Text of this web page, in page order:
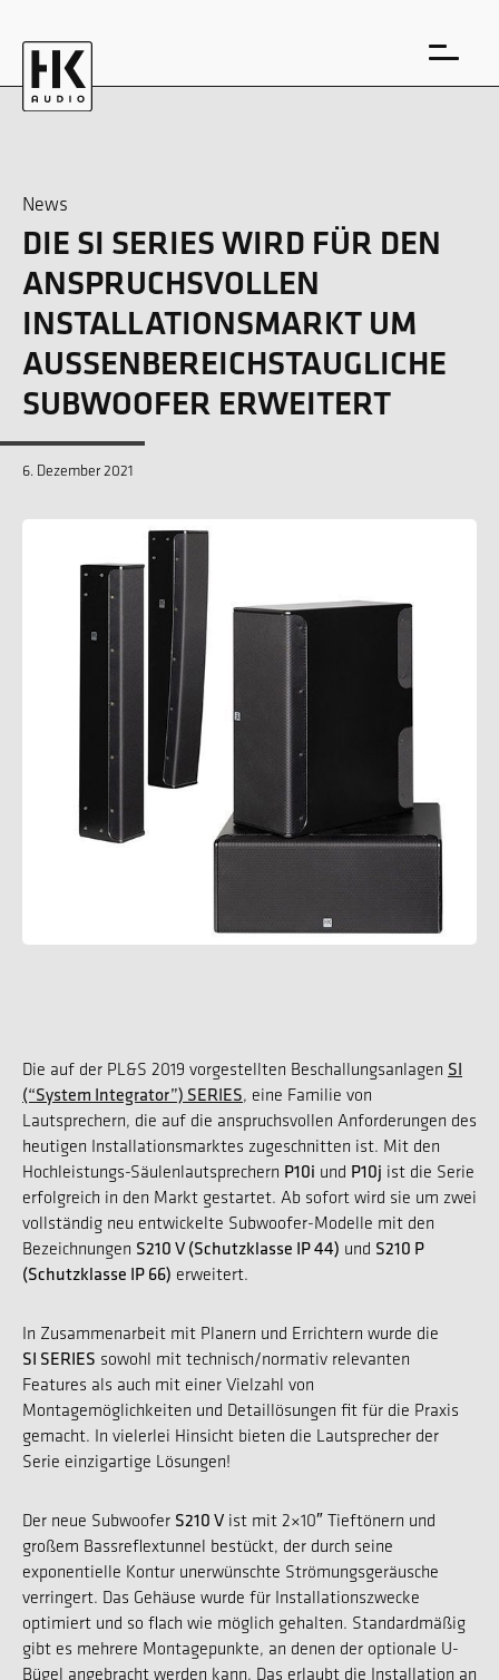
EN
News
DIE SI SERIES WIRD FÜR DEN
ANSPRUCHSVOLLEN
INSTALLATIONSMARKT UM
AUSSENBEREICHSTAUGLICHE S
UBWOOFER ERWEITERT ​
6. Dezember 2021
Die auf der PL&S 2019 vorgestellten Beschallungsanlagen SI
(“System Integrator”) SERIES, eine Familie von
Lautsprechern, die auf die anspruchsvollen Anforderungen des
heutigen Installationsmarktes zugeschnitten ist. Mit den
Hochleistungs-Säulenlautsprechern P10i und P10j ist die Serie
erfolgreich in den Markt gestartet. Ab sofort wird sie um zwei
vollständig neu entwickelte Subwoofer-Modelle mit den
Bezeichnungen S210 V (Schutzklasse IP 44) und S210 P
(Schutzklasse IP 66) erweitert.
In Zusammenarbeit mit Planern und Errichtern wurde die
SI SERIES sowohl mit technisch/normativ relevanten
Features als auch mit einer Vielzahl von
Montagemöglichkeiten und Detaillösungen fit für die Praxis
gemacht. In vielerlei Hinsicht bieten die Lautsprecher der
Serie einzigartige Lösungen!
Der neue Subwoofer S210 V ist mit 2×10″ Tieftönern und
großem Bassreflextunnel bestückt, der durch seine
exponentielle Kontur unerwünschte Strömungsgeräusche
verringert. Das Gehäuse wurde für Installationszwecke
optimiert und so flach wie möglich gehalten. Standardmäßig
gibt es mehrere Montagepunkte, an denen der optionale U-
Bügel angebracht werden kann. Das erlaubt die Installation an